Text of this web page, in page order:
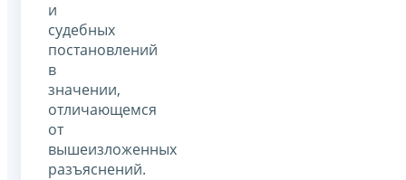
и
судебных
постановлений
в
значении,
отличающемся
от
вышеизложенных
разъяснений.